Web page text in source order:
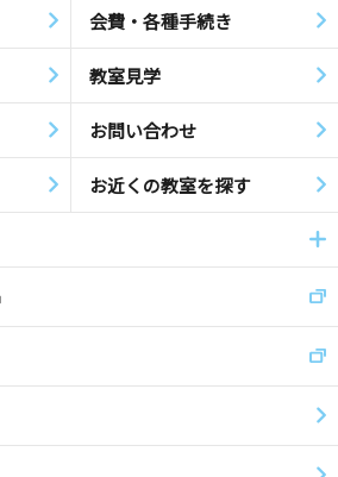
会費・各種手続き
教室見学
お問い合わせ
お近くの教室を探す